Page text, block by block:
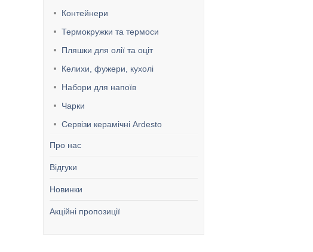
Контейнери
Термокружки та термоси
Пляшки для олії та оціт
Келихи, фужери, кухолі
Набори для напоїв
Чарки
Сервізи керамічні Ardesto
Про нас
Відгуки
Новинки
Акційні пропозиції